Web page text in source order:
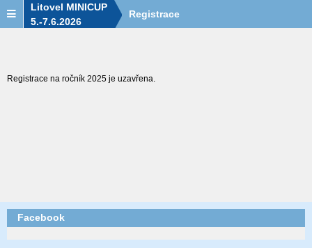
Litovel MINICUP
5.-7.6.2026
Registrace
Registrace na ročník 2025 je uzavřena.
Facebook